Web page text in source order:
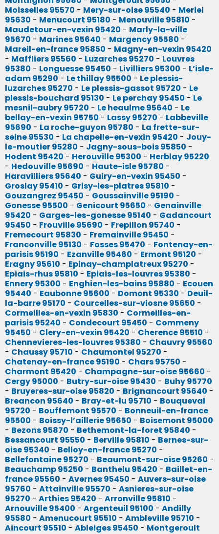
Moisselles 95570 - Mery-sur-oise 95540 - Meriel
95630 - Menucourt 95180 - Menouville 95810 -
Maudetour-en-vexin 95420 - Marly-la-ville
95670 - Marines 95640 - Margency 95580 -
Mareil-en-france 95850 - Magny-en-vexin 95420
- Maffliers 95560 - Luzarches 95270 - Louvres
95380 - Longuesse 95450 - Livilliers 95300 - L’isle-
adam 95290 - Le thillay 95500 - Le plessis-
luzarches 95270 - Le plessis-gassot 95720 - Le
plessis-bouchard 95130 - Le perchay 95450 - Le
mesnil-aubry 95720 - Le heaulme 95640 - Le
bellay-en-vexin 95750 - Lassy 95270 - Labbeville
95690 - La roche-guyon 95780 - La frette-sur-
seine 95530 - La chapelle-en-vexin 95420 - Jouy-
le-moutier 95280 - Jagny-sous-bois 95850 -
Hodent 95420 - Herouville 95300 - Herblay 95220
- Hedouville 95690 - Haute-isle 95780 -
Haravilliers 95640 - Guiry-en-vexin 95450 -
Groslay 95410 - Grisy-les-platres 95810 -
Gouzangrez 95450 - Goussainville 95190 -
Gonesse 95500 - Genicourt 95650 - Genainville
95420 - Garges-les-gonesse 95140 - Gadancourt
95450 - Frouville 95690 - Frepillon 95740 -
Fremecourt 95830 - Fremainville 95450 -
Franconville 95130 - Fosses 95470 - Fontenay-en-
parisis 95190 - Ezanville 95460 - Ermont 95120 -
Eragny 95610 - Epinay-champlatreux 95270 -
Epiais-rhus 95810 - Epiais-les-louvres 95380 -
Ennery 95300 - Enghien-les-bains 95880 - Ecouen
95440 - Eaubonne 95600 - Domont 95330 - Deuil-
la-barre 95170 - Courcelles-sur-viosne 95650 -
Cormeilles-en-vexin 95830 - Cormeilles-en-
parisis 95240 - Condecourt 95450 - Commeny
95450 - Clery-en-vexin 95420 - Cherence 95510 -
Chennevieres-les-louvres 95380 - Chauvry 95560
- Chaussy 95710 - Chaumontel 95270 -
Chatenay-en-france 95190 - Chars 95750 -
Charmont 95420 - Champagne-sur-oise 95660 -
Cergy 95000 - Butry-sur-oise 95430 - Buhy 95770
- Bruyeres-sur-oise 95820 - Brignancourt 95640 -
Breancon 95640 - Bray-et-lu 95710 - Bouqueval
95720 - Bouffemont 95570 - Bonneuil-en-france
95500 - Boissy-l’aillerie 95650 - Boisemont 95000
- Bezons 95870 - Bethemont-la-foret 95840 -
Bessancourt 95550 - Berville 95810 - Bernes-sur-
oise 95340 - Belloy-en-france 95270 -
Bellefontaine 95270 - Beaumont-sur-oise 95260 -
Beauchamp 95250 - Banthelu 95420 - Baillet-en-
france 95560 - Avernes 95450 - Auvers-sur-oise
95760 - Attainville 95570 - Asnieres-sur-oise
95270 - Arthies 95420 - Arronville 95810 -
Arnouville 95400 - Argenteuil 95100 - Andilly
95580 - Amenucourt 95510 - Ambleville 95710 -
Aincourt 95510 - Ableiges 95450 - Montgeroult